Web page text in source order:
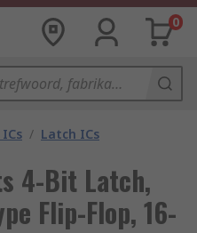
0
/ Latch ICs
4-Bit Latch,
Flip-Flop, 16-